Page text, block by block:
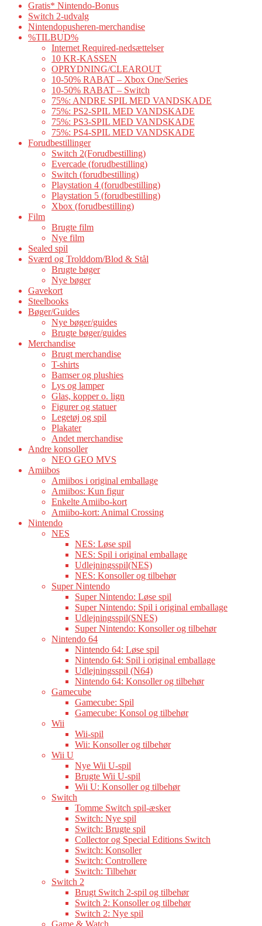
Gratis* Nintendo-Bonus
Switch 2-udvalg
Nintendopusheren-merchandise
%TILBUD%
Internet Required-nedsættelser
10 KR-KASSEN
OPRYDNING/CLEAROUT
10-50% RABAT – Xbox One/Series
10-50% RABAT – Switch
75%: ANDRE SPIL MED VANDSKADE
75%: PS2-SPIL MED VANDSKADE
75%: PS3-SPIL MED VANDSKADE
75%: PS4-SPIL MED VANDSKADE
Forudbestillinger
Switch 2(Forudbestilling)
Evercade (forudbestilling)
Switch (forudbestilling)
Playstation 4 (forudbestilling)
Playstation 5 (forudbestilling)
Xbox (forudbestilling)
Film
Brugte film
Nye film
Sealed spil
Sværd og Trolddom/Blod & Stål
Brugte bøger
Nye bøger
Gavekort
Steelbooks
Bøger/Guides
Nye bøger/guides
Brugte bøger/guides
Merchandise
Brugt merchandise
T-shirts
Bamser og plushies
Lys og lamper
Glas, kopper o. lign
Figurer og statuer
Legetøj og spil
Plakater
Andet merchandise
Andre konsoller
NEO GEO MVS
Amiibos
Amiibos i original emballage
Amiibos: Kun figur
Enkelte Amiibo-kort
Amiibo-kort: Animal Crossing
Nintendo
NES
NES: Løse spil
NES: Spil i original emballage
Udlejningsspil(NES)
NES: Konsoller og tilbehør
Super Nintendo
Super Nintendo: Løse spil
Super Nintendo: Spil i original emballage
Udlejningsspil(SNES)
Super Nintendo: Konsoller og tilbehør
Nintendo 64
Nintendo 64: Løse spil
Nintendo 64: Spil i original emballage
Udlejningsspil (N64)
Nintendo 64: Konsoller og tilbehør
Gamecube
Gamecube: Spil
Gamecube: Konsol og tilbehør
Wii
Wii-spil
Wii: Konsoller og tilbehør
Wii U
Nye Wii U-spil
Brugte Wii U-spil
Wii U: Konsoller og tilbehør
Switch
Tomme Switch spil-æsker
Switch: Nye spil
Switch: Brugte spil
Collector og Special Editions Switch
Switch: Konsoller
Switch: Controllere
Switch: Tilbehør
Switch 2
Brugt Switch 2-spil og tilbehør
Switch 2: Konsoller og tilbehør
Switch 2: Nye spil